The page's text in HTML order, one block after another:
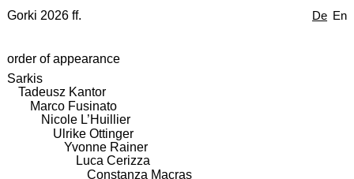
De En
Gorki 2026 ff.
order of appearance
Sarkis
Tadeusz Kantor
Marco Fusinato
Nicole L’Huillier
Ulrike Ottinger
Yvonne Rainer
Luca Cerizza
Constanza Macras